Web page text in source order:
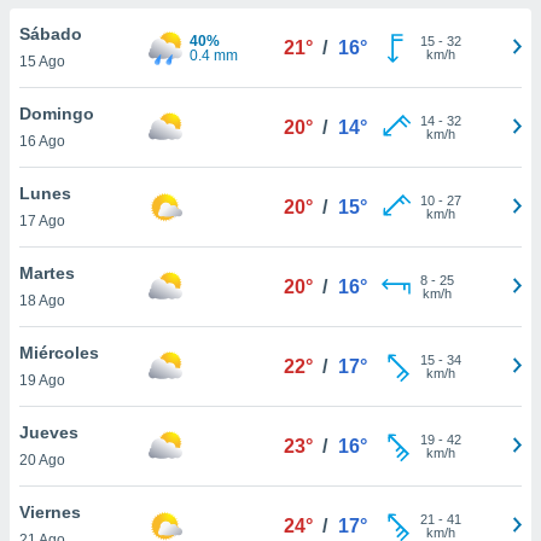
en
y
disponible
cookies
aceptar
Sábado
15 Ago
40%
0.4 mm
21° / 16° 15- 32
km/h
Domingo
16 Ago
20° / 14° 14- 32
km/h
Lunes
17 Ago
20° / 15° 10- 27
km/h
Martes
18 Ago
20° / 16° 8- 25
km/h
Miércoles
19 Ago
22° / 17° 15- 34
km/h
Jueves
20 Ago
23° / 16° 19- 42
km/h
Viernes
24° / 17° 21 - 41
km/h